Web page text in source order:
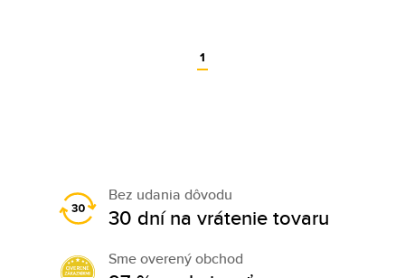
1
Bez udania dôvodu
30 dní na vrátenie tovaru
Sme overený obchod